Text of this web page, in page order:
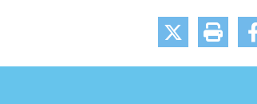
tweet